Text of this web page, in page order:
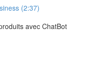
(2:37)
avec ChatBot